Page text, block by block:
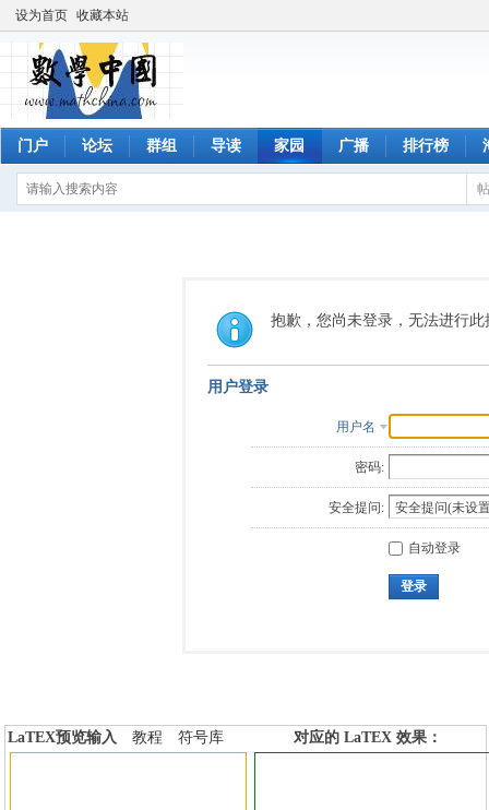
设为首页 收藏本站
门户 论坛 群组 导读 家园 广播 排行榜
抱歉，您尚未登录，无法进行此
用户登录
用户名
密码:
安全提问:
自动登录
登录
LaTEX预览输入 教程
符号库
对应的 LaTEX 效果：